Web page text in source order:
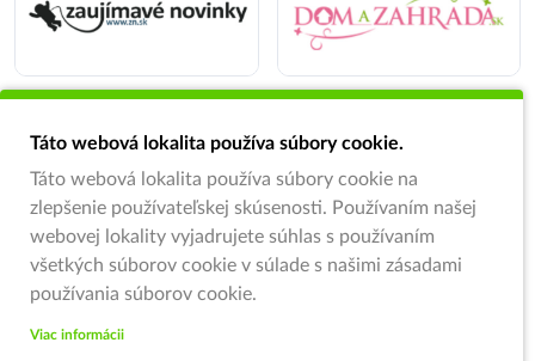
Táto webová lokalita používa súbory cookie.
Táto webová lokalita používa súbory cookie na
zlepšenie používateľskej skúsenosti. Používaním našej
webovej lokality vyjadrujete súhlas s používaním
všetkých súborov cookie v súlade s našimi zásadami
používania súborov cookie.
Viac informácii